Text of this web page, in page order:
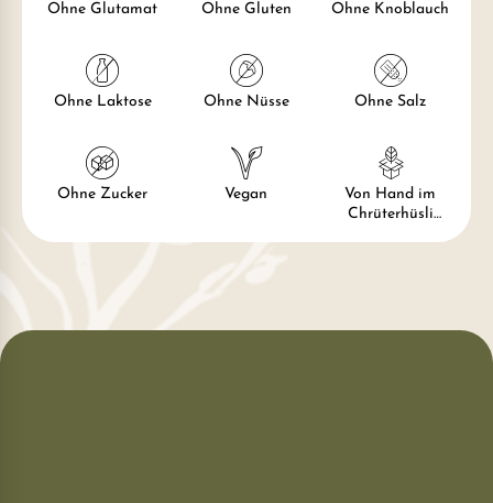
Ohne Glutamat Ohne Gluten Ohne Knoblauch
Ohne Laktose Ohne Nüsse Ohne Salz
Ohne Zucker Vegan
Von Hand im
Chrüterhüsli